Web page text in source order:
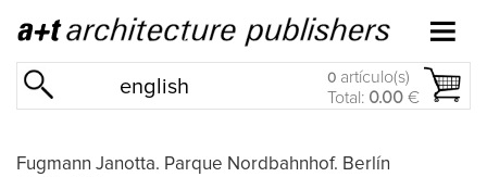
english 0 artículo(s)
Total: 0.00 €
Fugmann Janotta. Parque Nordbahnhof. Berlín